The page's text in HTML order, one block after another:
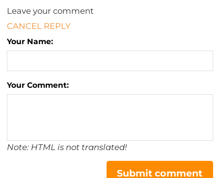
Leave your comment
CANCEL REPLY
Your Name:
Your Comment:
Note: HTML is not translated!
Submit comment